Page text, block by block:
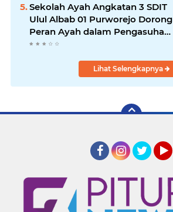
Sekolah Ayah Angkatan 3 SDIT
Ulul Albab 01 Purworejo Dorong
Peran Ayah dalam Pengasuhan
Anak
Lihat Selengkapnya